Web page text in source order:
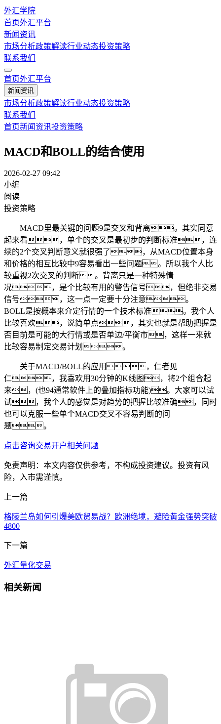
外汇学院
首页外汇平台
新闻资讯
市场分析政策解读行业动态投资策略
联系我们
首页外汇平台
新闻资讯
市场分析政策解读行业动态投资策略
联系我们
首页新闻资讯投资策略
MACD和BOLL的结合使用
2026-02-27 09:42
小编
阅读
投资策略
MACD里最关键的问题9是交叉和背离。其实同意
起来看，单个的交叉是最初步的判断标准，连
续的2个交叉判断意义就很强了，从MACD位置本身
和价格的相互比较中9容易看出一些问题。所以我个人比
较重视2次交叉的判断。背离只是一种特殊情
况，是个比较有用的警告信号，但绝非交易
信号，这一点一定要十分注意。
BOLL是按概率来介定行情的一个技术标准。我个人
比较喜欢，说简单点，其实也就是帮助把握是
否目前是可能的大行情或是否单边/平衡市，这样一来就
比较容易制定交易计划。
关于MACD/BOLL的应用，仁者见
仁，我喜欢用30分钟的K线图，将2个组合起
来，(也94通常软件上的叠加指标功能)。大家可以试
试，我个人的感觉是对趋势的把握比较准确，同时
也可以克服一些单个MACD交叉不容易判断的问
题。
点击咨询交易开户相关问题
免责声明：本文内容仅供参考，不构成投资建议。投资有风
险，入市需谨慎。
上一篇
格陵兰岛如何引爆美欧贸易战？欧洲绝境，避险黄金强势突破
4800
下一篇
外汇量化交易
相关新闻